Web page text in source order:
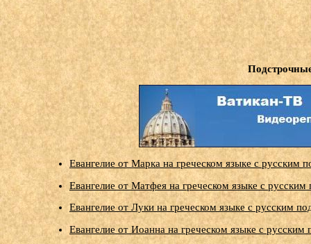
Евангелие от Марка на греческом языке с русским
Евангелие от Матфея на греческом языке с
Евангелие от Луки на греческом языке с русским
Евангелие от Иоанна на греческом языке с